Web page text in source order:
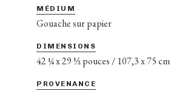
MÉDIUM
Gouache sur papier
DIMENSIONS
42 ¼ x 29 ½ pouces / 107,3 x 75 cm
PROVENANCE